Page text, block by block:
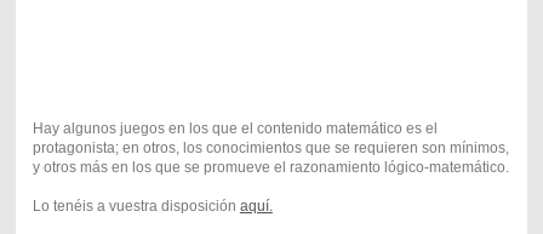
Hay algunos juegos en los que el contenido matemático es el
protagonista; en otros, los conocimientos que se requieren son mínimos,
y otros más en los que se promueve el razonamiento lógico-matemático.
Lo tenéis a vuestra disposición aquí.